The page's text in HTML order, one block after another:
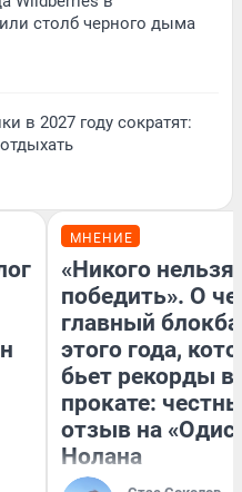
столб черного дыма
в 2027 году сократят:
МНЕНИЕ
«Никого нельзя
победить». О
главный
этого года,
бьет рекорды в
прокате:
отзыв на
Нолана